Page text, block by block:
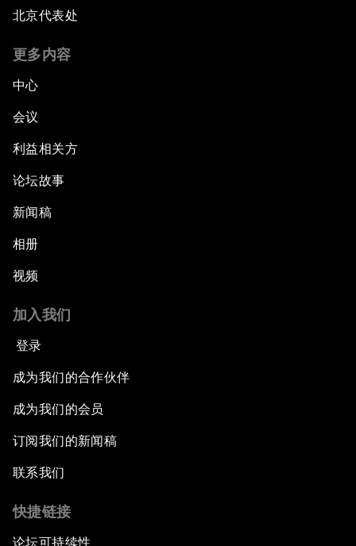
北京代表处
更多内容
中心
会议
利益相关方
论坛故事
新闻稿
相册
视频
加入我们
登录
成为我们的合作伙伴
成为我们的会员
订阅我们的新闻稿
联系我们
快捷链接
论坛可持续性